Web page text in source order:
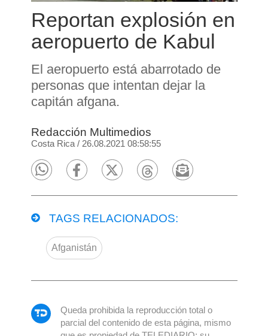
Reportan explosión en
aeropuerto de Kabul
El aeropuerto está abarrotado de
personas que intentan dejar la
capitán afgana.
Redacción Multimedios
Costa Rica/ 26.08.2021 08:58:55
TAGS RELACIONADOS:
Afganistán
Queda prohibida la reproducción total o
parcial del contenido de esta página, mismo